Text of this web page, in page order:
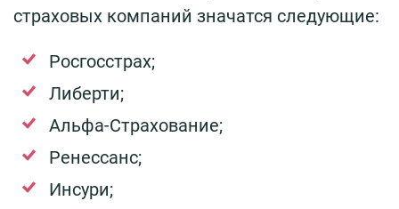
страховых компаний значатся следующие:
Росгосстрах;
Либерти;
Альфа-Страхование;
Ренессанс;
Инсури;